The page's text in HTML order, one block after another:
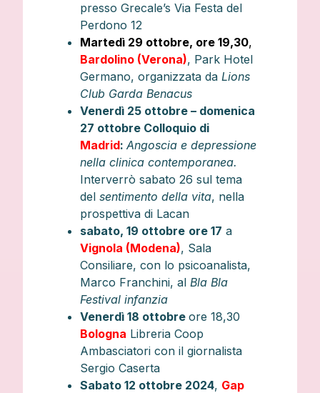
presso Grecale’s Via Festa del
Perdono 12
Martedì 29 ottobre, ore 19,30,
Bardolino (Verona), Park Hotel
Germano, organizzata daLions
Club Garda Benacus
Venerdì 25 ottobre – domenica
27 ottobre Colloquio di
Madrid:Angoscia e depressione
nella clinica contemporanea.
Interverrò sabato 26 sul tema
delsentimento della vita, nella
prospettiva di Lacan
sabato, 19 ottobre ore 17 a
Vignola (Modena), Sala
Consiliare, con lo psicoanalista,
Marco Franchini, alBla Bla
Festival infanzia
Venerdì 18 ottobreore 18,30
Bologna Libreria Coop
Ambasciatori con il giornalista
Sergio Caserta
Sabato 12 ottobre 2024, Gap